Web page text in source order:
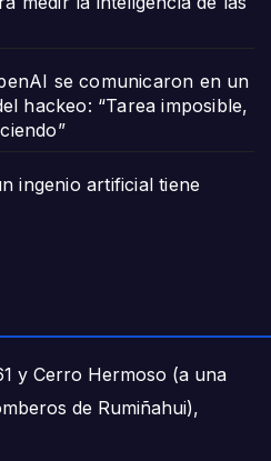
se comunicaron en un
hackeo: “Tarea imposible,
ingenio artificial tiene
y Cerro Hermoso (a una
de Rumiñahui),